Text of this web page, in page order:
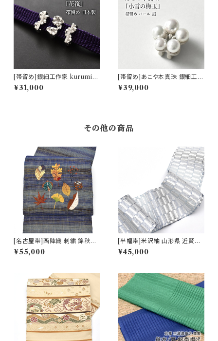
[帯留め]銀細工作家 kurumi
謹製『花筏』silver925 日本製
(商品番号:21209)
¥31,000
[帯留め]あこや本真珠 銀細工作
家 kurumi 謹製『小雪の梅珠』s
ilver925 銀 パール 日本製(商
¥39,000
その他の商品
[名古屋帯]西陣織 刺繍 錦秋の
香 九寸帯 正絹 日本製(商品番
号:21643)
¥55,000
[半幅帯]米沢紬 山形県 近賢織
物 謹製 絹 和紙 日本製(商品番
号:22468)
¥45,000